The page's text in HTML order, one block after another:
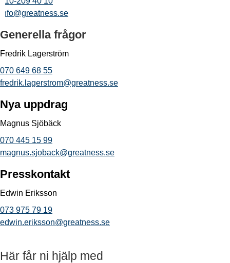
info@greatness.se
Generella frågor
Fredrik Lagerström
070 649 68 55
fredrik.lagerstrom@greatness.se
Nya uppdrag
Magnus Sjöbäck
070 445 15 99
magnus.sjoback@greatness.se
Presskontakt
Edwin Eriksson
073 975 79 19
edwin.eriksson@greatness.se
Här får ni hjälp med